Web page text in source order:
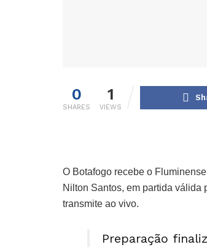
0
SHARES
1
VIEWS
O Botafogo recebe o
Nilton Santos, em partida válida
transmite ao vivo.
Preparação